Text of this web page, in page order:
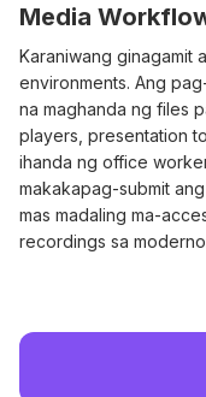
Media
Karaniwang ginagamit
environments. Ang
na maghanda ng files
players, presentation
ihanda ng office
makakapag-submit
mas madaling ma-
recordings sa